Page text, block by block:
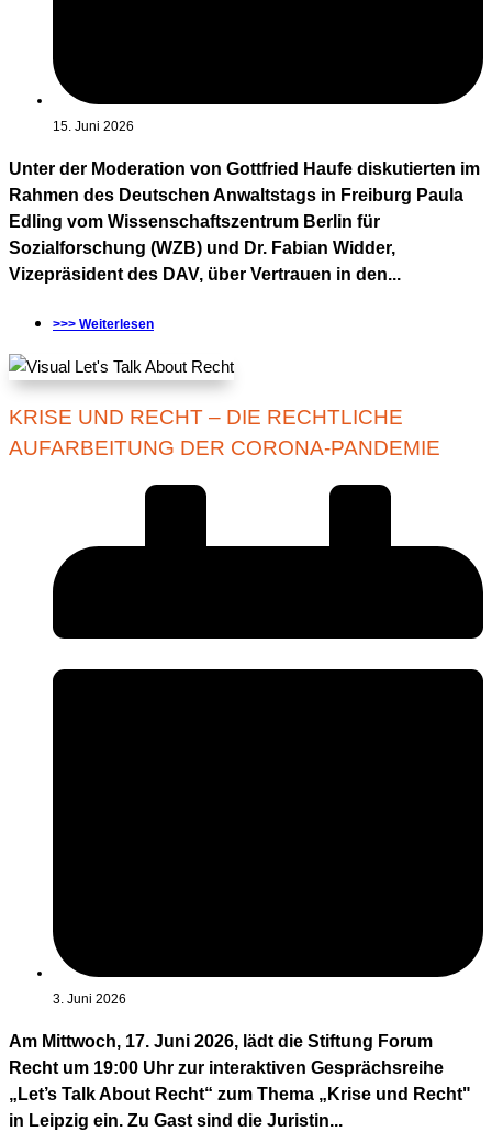
15. Juni 2026
Unter der Moderation von Gottfried Haufe diskutierten im
Rahmen des Deutschen Anwaltstags in Freiburg Paula
Edling vom Wissenschaftszentrum Berlin für
Sozialforschung (WZB) und Dr. Fabian Widder,
Vizepräsident des DAV, über Vertrauen in den...
>>> Weiterlesen
KRISE UND RECHT – DIE RECHTLICHE
AUFARBEITUNG DER CORONA-PANDEMIE
3. Juni 2026
Am Mittwoch, 17. Juni 2026, lädt die Stiftung Forum
Recht um 19:00 Uhr zur interaktiven Gesprächsreihe
„Let’s Talk About Recht“ zum Thema „Krise und Recht"
in Leipzig ein. Zu Gast sind die Juristin...